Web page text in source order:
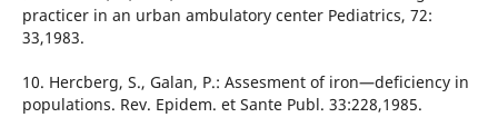
practicer in an urban ambulatory center Pediatrics, 72:
33,1983.
10. Hercberg, S., Galan, P.: Assesment of iron—deficiency in
populations. Rev. Epidem. et Sante Publ. 33:228,1985.